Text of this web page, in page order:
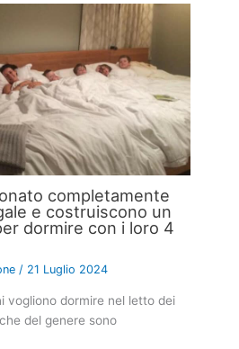
completamente
e costruiscono un
dormire con i loro 4
/ 21 Luglio 2024
vogliono dormire nel letto dei
del genere sono